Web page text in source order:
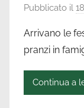
Pubblicato il
Arrivano le
pranzi in
Continua a